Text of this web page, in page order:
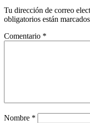
Tu dirección de correo
obligatorios están
Comentario *
Nombre *